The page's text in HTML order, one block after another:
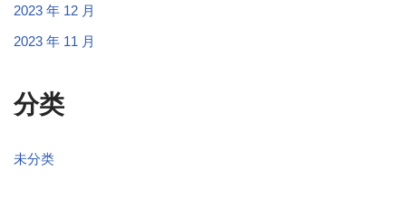
2023 年 12 月
2023 年 11 月
分类
未分类